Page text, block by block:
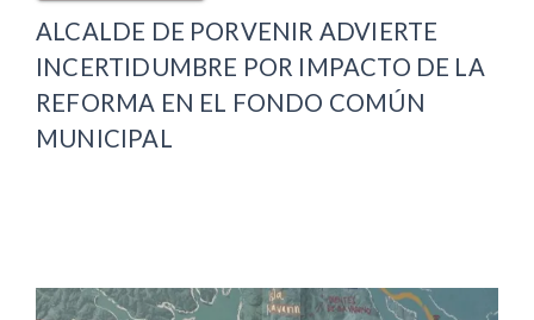
ALCALDE DE PORVENIR ADVIERTE
INCERTIDUMBRE POR IMPACTO DE LA
REFORMA EN EL FONDO COMÚN
MUNICIPAL